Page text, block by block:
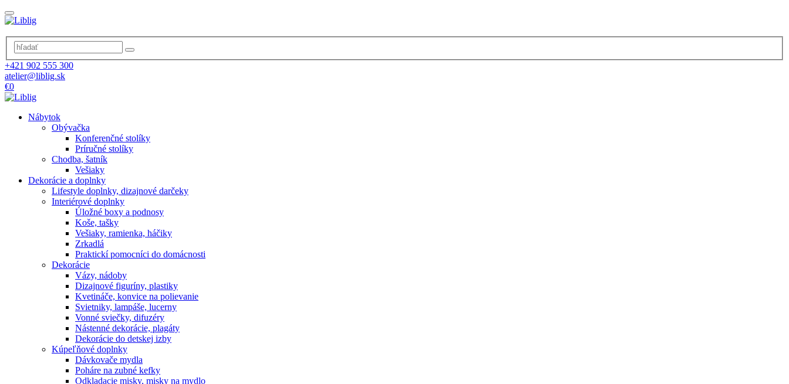
+421 902 555 300
atelier@liblig.sk
€0
Nábytok
Obývačka
Konferenčné stolíky
Príručné stolíky
Chodba, šatník
Vešiaky
Dekorácie a doplnky
Lifestyle doplnky, dizajnové darčeky
Interiérové doplnky
Úložné boxy a podnosy
Koše, tašky
Vešiaky, ramienka, háčiky
Zrkadlá
Praktickí pomocníci do domácnosti
Dekorácie
Vázy, nádoby
Dizajnové figuríny, plastiky
Kvetináče, konvice na polievanie
Svietniky, lampáše, lucerny
Vonné sviečky, difuzéry
Nástenné dekorácie, plagáty
Dekorácie do detskej izby
Kúpeľňové doplnky
Dávkovače mydla
Poháre na zubné kefky
Odkladacie misky, misky na mydlo